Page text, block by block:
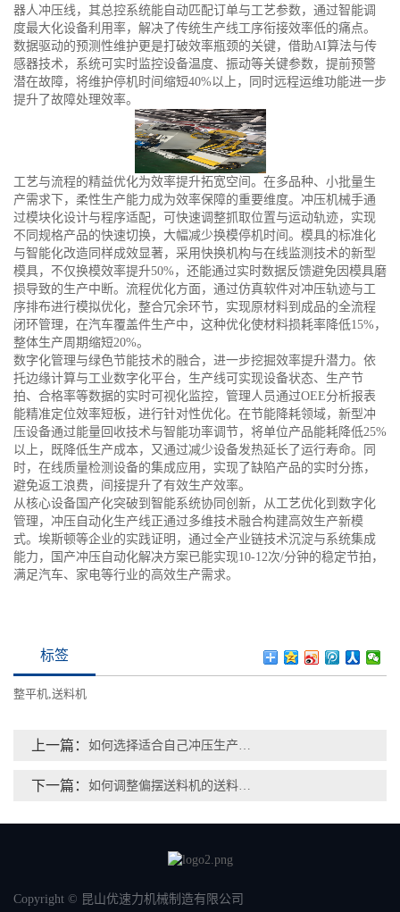
器人冲压线，其总控系统能自动匹配订单与工艺参数，通过智能调
度最大化设备利用率，解决了传统生产线工序衔接效率低的痛点。
数据驱动的预测性维护更是打破效率瓶颈的关键，借助AI算法与传
感器技术，系统可实时监控设备温度、振动等关键参数，提前预警
潜在故障，将维护停机时间缩短40%以上，同时远程运维功能进一步
提升了故障处理效率。
工艺与流程的精益优化为效率提升拓宽空间。在多品种、小批量生
产需求下，柔性生产能力成为效率保障的重要维度。冲压机械手通
过模块化设计与程序适配，可快速调整抓取位置与运动轨迹，实现
不同规格产品的快速切换，大幅减少换模停机时间。模具的标准化
与智能化改造同样成效显著，采用快换机构与在线监测技术的新型
模具，不仅换模效率提升50%，还能通过实时数据反馈避免因模具磨
损导致的生产中断。流程优化方面，通过仿真软件对冲压轨迹与工
序排布进行模拟优化，整合冗余环节，实现原材料到成品的全流程
闭环管理，在汽车覆盖件生产中，这种优化使材料损耗率降低15%，
整体生产周期缩短20%。
数字化管理与绿色节能技术的融合，进一步挖掘效率提升潜力。依
托边缘计算与工业数字化平台，生产线可实现设备状态、生产节
拍、合格率等数据的实时可视化监控，管理人员通过OEE分析报表
能精准定位效率短板，进行针对性优化。在节能降耗领域，新型冲
压设备通过能量回收技术与智能功率调节，将单位产品能耗降低25%
以上，既降低生产成本，又通过减少设备发热延长了运行寿命。同
时，在线质量检测设备的集成应用，实现了缺陷产品的实时分拣，
避免返工浪费，间接提升了有效生产效率。
从核心设备国产化突破到智能系统协同创新，从工艺优化到数字化
管理，冲压自动化生产线正通过多维技术融合构建高效生产新模
式。埃斯顿等企业的实践证明，通过全产业链技术沉淀与系统集成
能力，国产冲压自动化解决方案已能实现10-12次/分钟的稳定节拍，
满足汽车、家电等行业的高效生产需求。
标签
整平机 送料机
上一篇：
下一篇：
Copyright © 昆山优速力机械制造有限公司